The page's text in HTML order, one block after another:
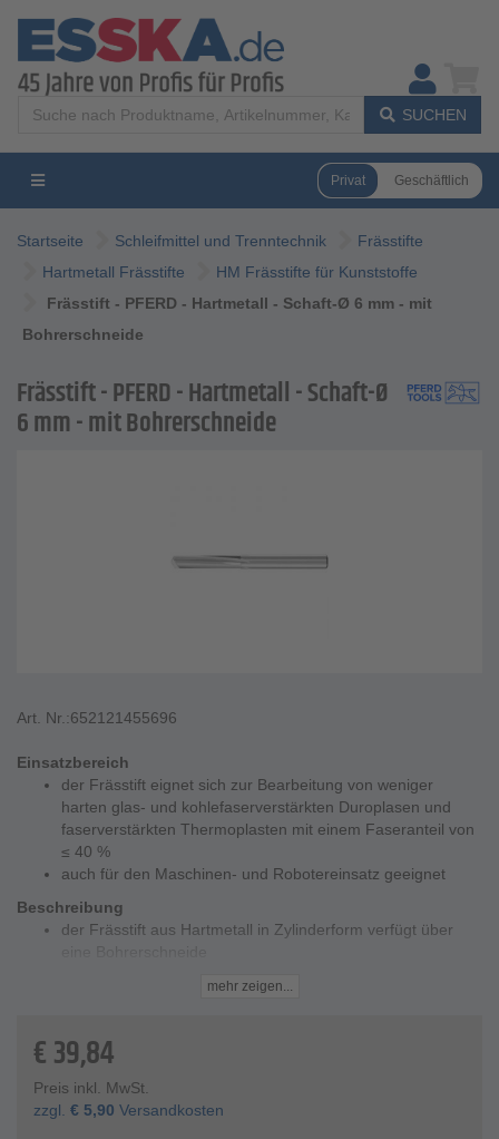
SUCHEN
Privat Geschäftlich
Startseite Schleifmittel und Trenntechnik
Frässtifte
Hartmetall Frässtifte
HM Frässtifte für Kunststoffe
Frässtift - PFERD - Hartmetall - Schaft-Ø 6 mm - mit
Bohrerschneide
Frässtift - PFERD - Hartmetall - Schaft-Ø
6 mm - mit Bohrerschneide
Art. Nr.:652121455696
Einsatzbereich
der Frässtift eignet sich zur Bearbeitung von weniger
harten glas- und kohlefaserverstärkten Duroplasen und
faserverstärkten Thermoplasten mit einem Faseranteil von
≤ 40 %
auch für den Maschinen- und Robotereinsatz geeignet
Beschreibung
der Frässtift aus Hartmetall in Zylinderform verfügt über
und die Ausfransung minimiert
Material - Hartmetall
Form - Zylinderform
Schaftdurchmesser - 6 mm
mehr zeigen...
€39,84
Preis inkl. MwSt.
zzgl. € 5,90 Versandkosten